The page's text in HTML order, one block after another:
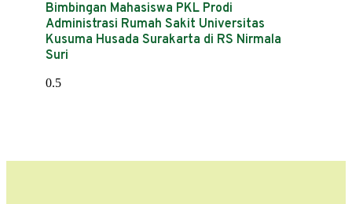
Bimbingan Mahasiswa PKL Prodi
Administrasi Rumah Sakit Universitas
Kusuma Husada Surakarta di RS Nirmala
Suri